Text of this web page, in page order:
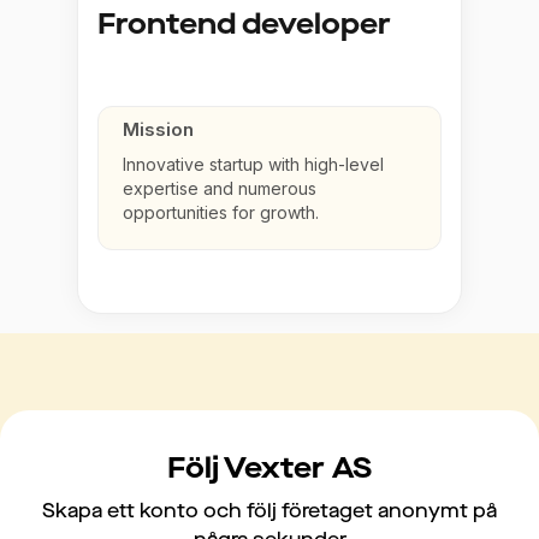
Frontend developer
Mission
Innovative startup with high-level
expertise and numerous
opportunities for growth.
Följ Vexter AS
Skapa ett konto och följ företaget anonymt på